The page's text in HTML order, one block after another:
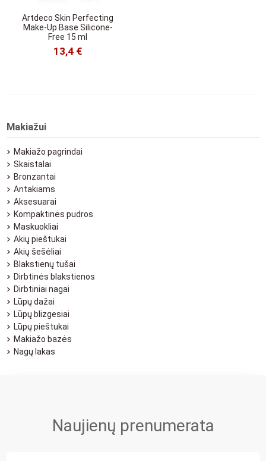
Artdeco Skin Perfecting
Make-Up Base Silicone-
Free 15 ml
13,4 €
Makiažui
Makiažo pagrindai
Skaistalai
Bronzantai
Antakiams
Aksesuarai
Kompaktinės pudros
Maskuokliai
Akių pieštukai
Akių šešėliai
Blakstienų tušai
Dirbtinės blakstienos
Dirbtiniai nagai
Lūpų dažai
Lūpų blizgesiai
Lūpų pieštukai
Makiažo bazės
Nagų lakas
Naujienų prenumerata